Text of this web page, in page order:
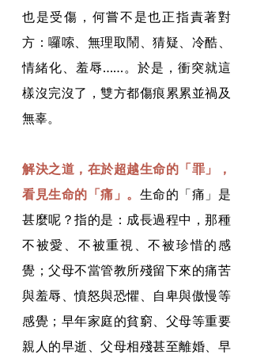
也是受傷，何嘗不是也正指責著對
方：囉嗦、無理取鬧、猜疑、冷酷、
情緒化、羞辱……。於是，衝突就這
樣沒完沒了，雙方都傷痕累累並禍及
無辜。
解決之道，在於超越生命的「罪」，
看見生命的「痛」。 生命的「痛」是
甚麼呢？指的是：成長過程中，那種
不被愛、不被重視、不被珍惜的感
覺；父母不當管教所殘留下來的痛苦
與羞辱、憤怒與恐懼、自卑與傲慢等
感覺；早年家庭的貧窮、父母等重要
親人的早逝、父母相殘甚至離婚、早